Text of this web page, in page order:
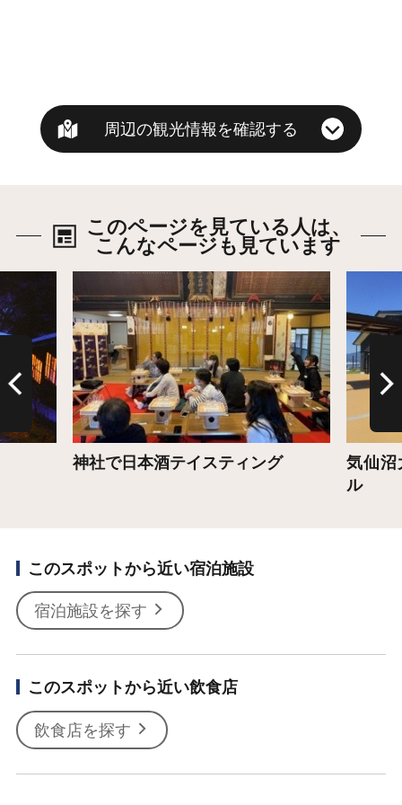
周辺の観光情報を確認する
このページを見ている人は、
こんなページも見ています
神社で日本酒テイスティング
詳細はこちら
気仙沼
ル
このスポットから近い宿泊施設
宿泊施設を探す
このスポットから近い飲食店
飲食店を探す